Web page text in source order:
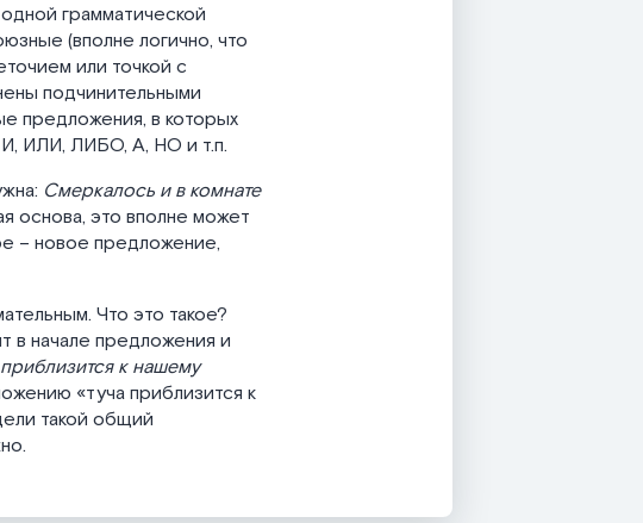
грамматической
(вполне логично, что
или точкой с
подчинительными
предложения, в которых
ИЛИ, ЛИБО, А, НО и т.п.
Смеркалось и в комнате
основа, это вполне может
– новое предложение,
Что это такое?
в начале предложения и
к нашему
«туча приблизится к
такой общий